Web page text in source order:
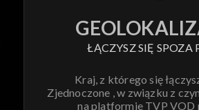
ŁĄCZYSZ SIĘ SPOZA
Kraj, z którego się
Zjednoczone , w związku z
na platformie TVP VOD